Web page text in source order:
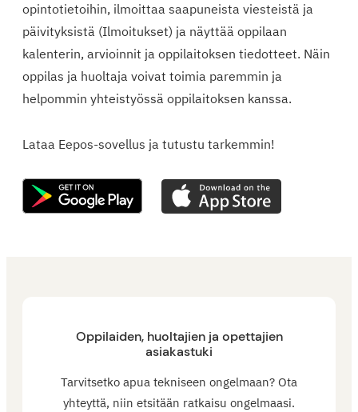
opintotietoihin, ilmoittaa saapuneista viesteistä ja
päivityksistä (Ilmoitukset) ja näyttää oppilaan
kalenterin, arvioinnit ja oppilaitoksen tiedotteet. Näin
oppilas ja huoltaja voivat toimia paremmin ja
helpommin yhteistyössä oppilaitoksen kanssa.
Lataa Eepos-sovellus ja tutustu tarkemmin!
Oppilaiden, huoltajien ja opettajien
asiakastuki
Tarvitsetko apua tekniseen ongelmaan? Ota
yhteyttä, niin etsitään ratkaisu ongelmaasi.